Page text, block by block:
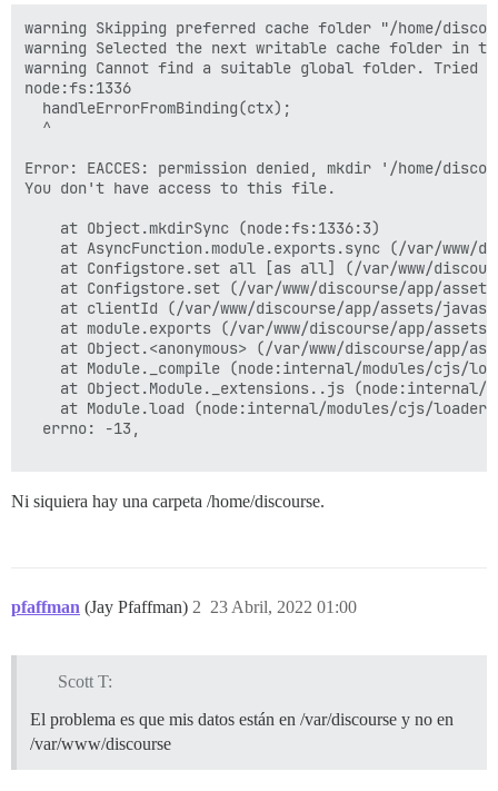
warning Skipping preferred cache folder "/home/
warning Selected the next writable cache folder in
warning Cannot find a suitable global folder. Tried
node:fs:1336
  handleErrorFromBinding(ctx);
  ^
Error: EACCES: permission denied, mkdir '/home/
You don't have access to this file.
    at Object.mkdirSync (node:fs:1336:3)
at AsyncFunction.module.exports.sync (/var/www/
at Configstore.set all [as all] (/var/www/
at Configstore.set (/var/www/discourse/app/
at clientId (/var/www/discourse/app/assets/
at module.exports (/var/www/discourse/app/
at Object.<anonymous> (/var/www/discourse/app/
at Module._compile (node:internal/modules/cjs/
at Object.Module._extensions..js (node:internal/
at Module.load (node:internal/modules/cjs/
  errno: -13,
Ni siquiera hay una carpeta /home/discourse.
pfaffman (Jay Pfaffman) 23 Abril, 2022 01:00
2
Scott T:
El problema es que mis datos están en /var/discourse y no en
/var/www/discourse